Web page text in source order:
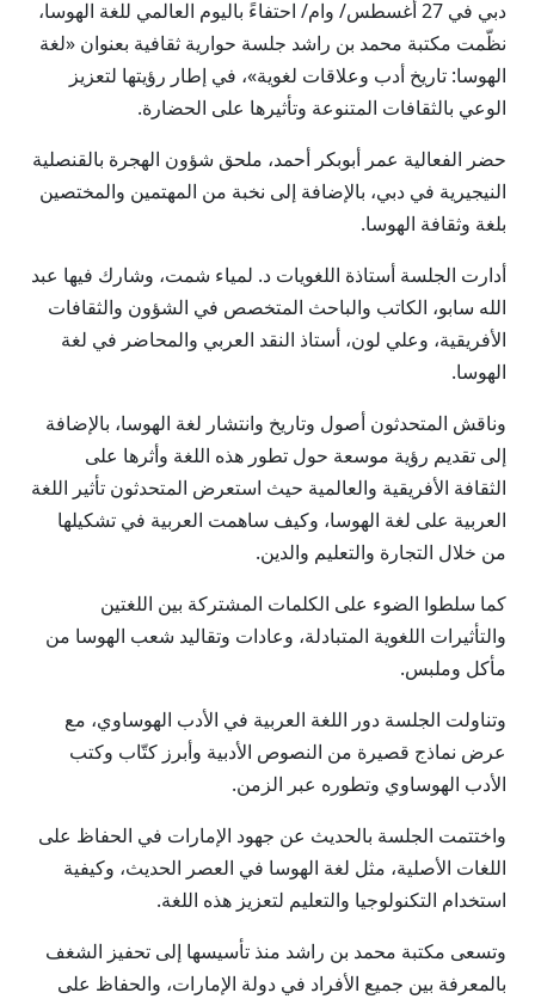
دبي في 27 أغسطس/ وام/ احتفاءً باليوم العالمي للغة الهوسا،
نظّمت مكتبة محمد بن راشد جلسة حوارية ثقافية بعنوان «لغة
الهوسا: تاريخ أدب وعلاقات لغوية»، في إطار رؤيتها لتعزيز
الوعي بالثقافات المتنوعة وتأثيرها على الحضارة.
حضر الفعالية عمر أبوبكر أحمد، ملحق شؤون الهجرة بالقنصلية
النيجيرية في دبي، بالإضافة إلى نخبة من المهتمين والمختصين
بلغة وثقافة الهوسا.
أدارت الجلسة أستاذة اللغويات د. لمياء شمت، وشارك فيها عبد
الله سابو، الكاتب والباحث المتخصص في الشؤون والثقافات
الأفريقية، وعلي لون، أستاذ النقد العربي والمحاضر في لغة
الهوسا.
وناقش المتحدثون أصول وتاريخ وانتشار لغة الهوسا، بالإضافة
إلى تقديم رؤية موسعة حول تطور هذه اللغة وأثرها على
الثقافة الأفريقية والعالمية حيث استعرض المتحدثون تأثير اللغة
العربية على لغة الهوسا، وكيف ساهمت العربية في تشكيلها
من خلال التجارة والتعليم والدين.
كما سلطوا الضوء على الكلمات المشتركة بين اللغتين
والتأثيرات اللغوية المتبادلة، وعادات وتقاليد شعب الهوسا من
مأكل وملبس.
وتناولت الجلسة دور اللغة العربية في الأدب الهوساوي، مع
عرض نماذج قصيرة من النصوص الأدبية وأبرز كتّاب وكتب
الأدب الهوساوي وتطوره عبر الزمن.
واختتمت الجلسة بالحديث عن جهود الإمارات في الحفاظ على
اللغات الأصلية، مثل لغة الهوسا في العصر الحديث، وكيفية
استخدام التكنولوجيا والتعليم لتعزيز هذه اللغة.
وتسعى مكتبة محمد بن راشد منذ تأسيسها إلى تحفيز الشغف
بالمعرفة بين جميع الأفراد في دولة الإمارات، والحفاظ على